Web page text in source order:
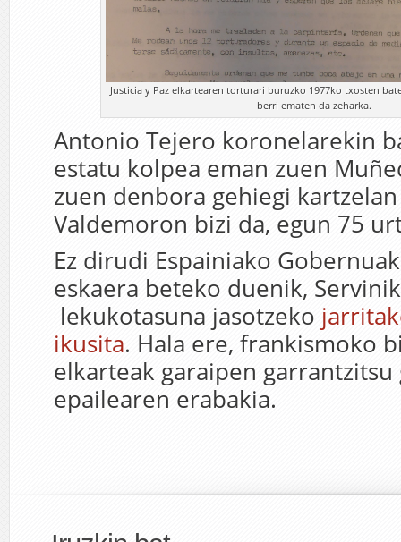
Justicia y Paz elkartearen torturari buruzko 1977ko txosten
berri ematen da zeharka.
Antonio Tejero koronelarekin
estatu kolpea eman zuen
zuen denbora gehiegi
Valdemoron bizi da, egun 75
Ez dirudi Espainiako
eskaera beteko duenik,
lekukotasuna jasotzeko
ikusita. Hala ere, frankismoko
elkarteak garaipen
epailearen erabakia.